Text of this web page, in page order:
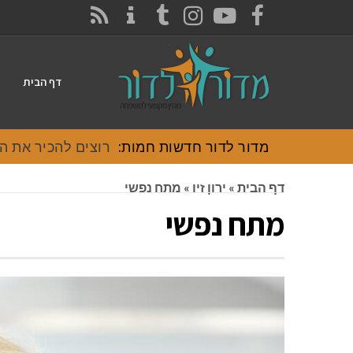
FACEBOOK
YOUTUBE
INSTAGRAM
TUMBLR
דף הבית
מדור לדור חדשות חמות: רוצים להכיר את
דף הבית » ירון זיו » מתח נפשי
מתח נפשי